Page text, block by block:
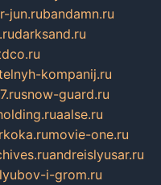
jun.rubandamn.ru
darksand.ru
kompanij.ru
snow-guard.ru
aalse.ru
movie-one.ru
andreislyusar.ru
i-grom.ru